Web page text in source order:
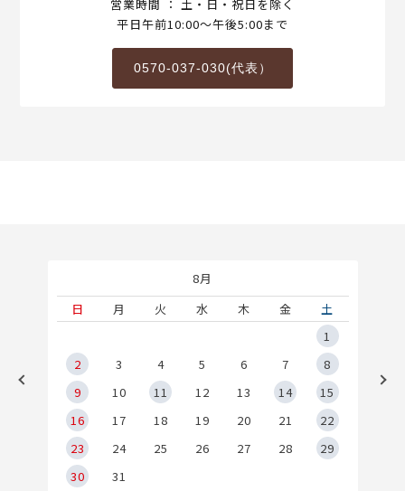
営業時間 ： 土・日・祝日を除く
平日午前10:00～午後5:00まで
0570-037-030(代表）
8月
日
月 火 水 木 金
土
1
2
3 4 5 6 7
8
9
10 11 12 13 14
15
16
17 18 19 20 21
22
23
24 25 26 27 28
29
30
31